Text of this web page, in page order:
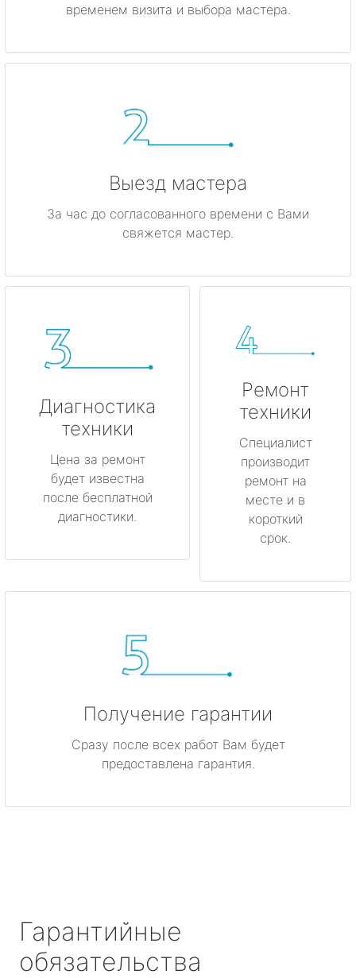
временем визита и выбора мастера.
Выезд мастера
За час до согласованного времени с Вами
свяжется мастер.
Диагностика
техники
Цена за ремонт
будет известна
после бесплатной
диагностики.
Ремонт
техники
Специалист
производит
ремонт на
месте и в
короткий
срок.
Получение гарантии
Сразу после всех работ Вам будет
предоставлена гарантия.
Гарантийные
обязательства